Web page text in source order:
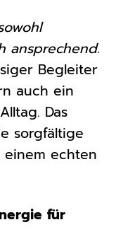
ansprechend.
Begleiter
auch ein
Das
sorgfältige
echten
für